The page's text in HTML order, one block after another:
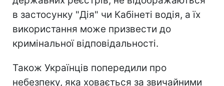
в застосунку "Дія" чи Кабінеті водія, а їх
використання може призвести до
кримінальної відповідальності.
Також Українців попередили про
небезпеку, яка ховається за звичайними